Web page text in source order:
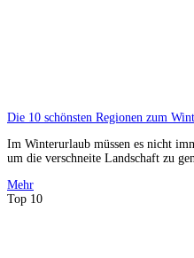
Die 10 schönsten Regionen zum
Im Winterurlaub müssen es nicht
um die verschneite Landschaft zu
Mehr
Top 10